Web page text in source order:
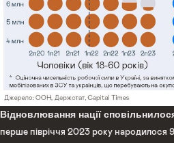
Відновлювання нації
перше півріччя 2023 року народилося